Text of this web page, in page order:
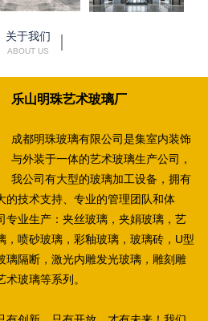
关于我们
ABOUT US
乐山明珠艺术玻璃厂
成都明珠玻璃有限公司是集室内装饰
与外装于一体的艺术玻璃生产公司，
我公司有大型的玻璃加工设备，拥有
的技术支持、专业的管理团队和体
专业生产：夹丝玻璃，夹娟玻璃，艺
，喷砂玻璃，彩釉玻璃，玻璃砖，U型
璃隔断，激光内雕发光玻璃，雕刻雕
玻璃等系列。